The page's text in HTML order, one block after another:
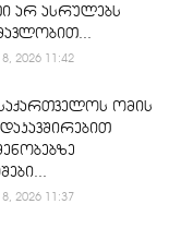
არ ასრულებს
2026 11:42
ომის
2026 11:37